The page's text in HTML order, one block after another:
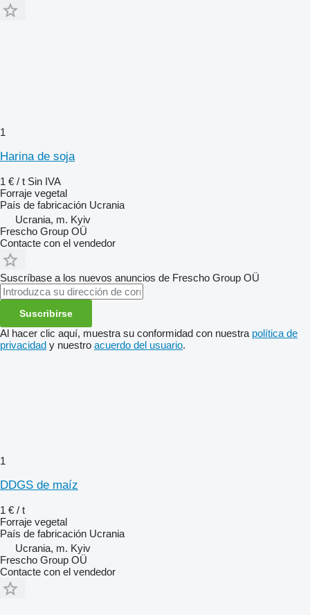
1
Harina de soja
1 € / t Sin IVA
Forraje vegetal
País de fabricación Ucrania
Ucrania, m. Kyiv
Frescho Group OÜ
Contacte con el vendedor
Suscríbase a los nuevos anuncios de Frescho Group OÜ
Suscribirse
Al hacer clic aquí, muestra su conformidad con nuestra política de
privacidad y nuestro acuerdo del usuario.
1
DDGS de maíz
1 € / t
Forraje vegetal
País de fabricación Ucrania
Ucrania, m. Kyiv
Frescho Group OÜ
Contacte con el vendedor